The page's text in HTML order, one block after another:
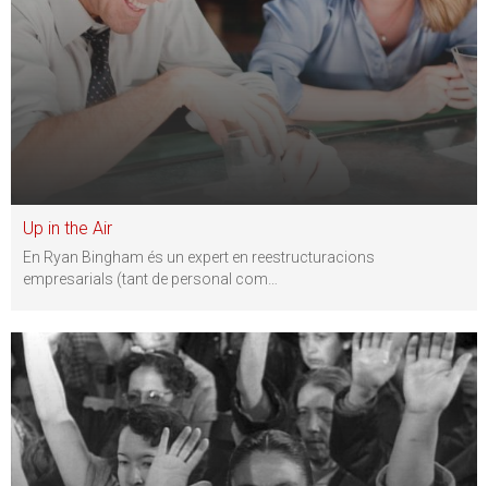
Up in the Air
En Ryan Bingham és un expert en reestructuracions
empresarials (tant de personal com…